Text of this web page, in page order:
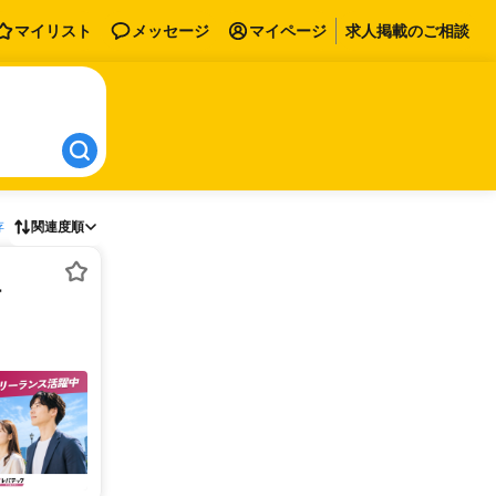
マイリスト メッセージ マイページ 求人掲載のご相談
関連度順